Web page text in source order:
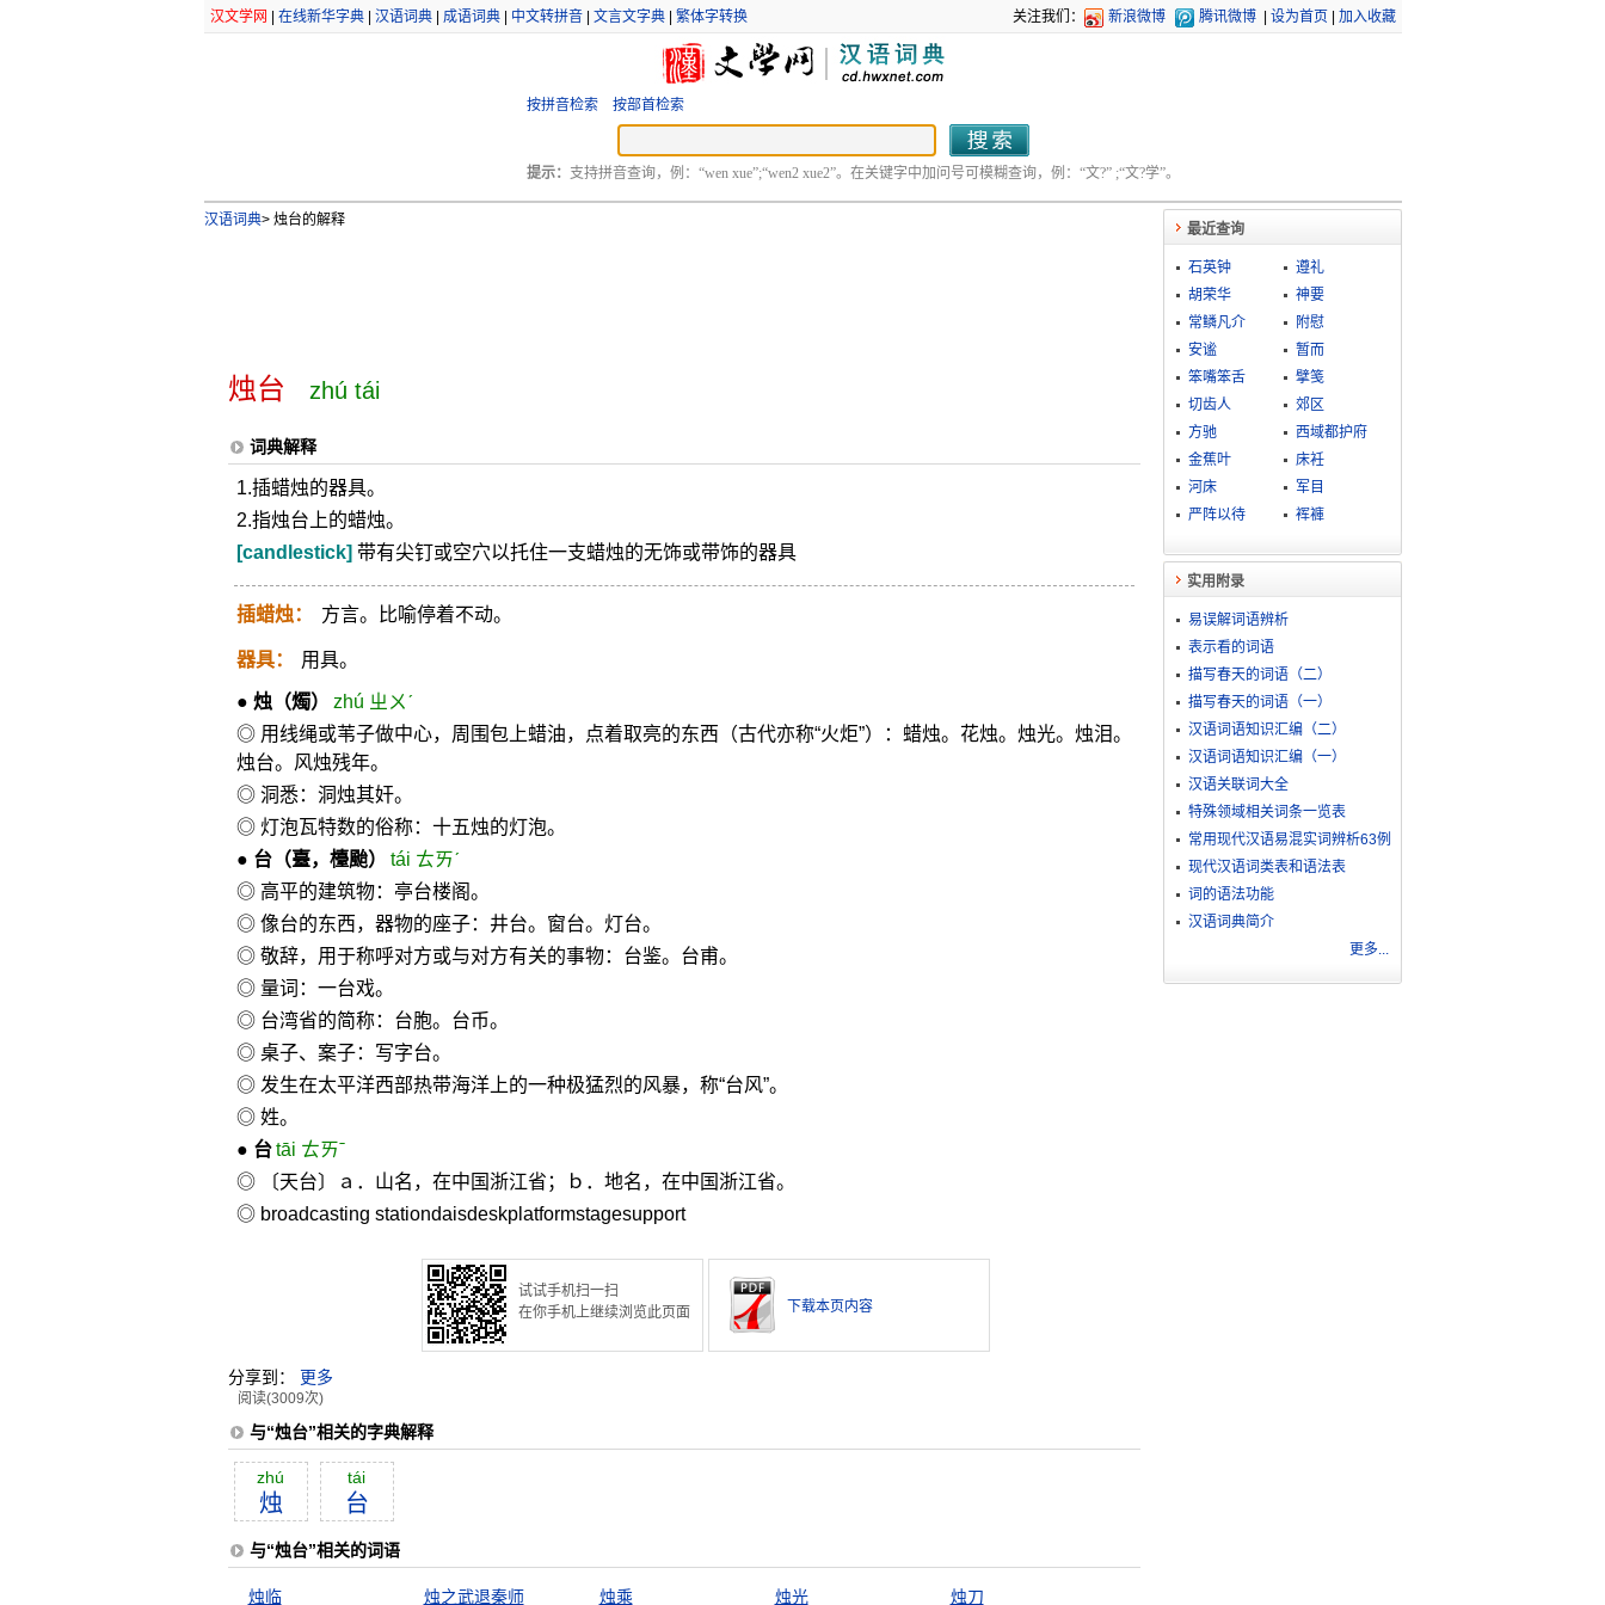
汉文学网 在线新华字典| 汉语词典| 成语词典| 中文转拼音| 文言文字典| 繁体字转换 关注我们： 新浪微博 腾讯微博 设为首页 加入收藏
按拼音检索 按部首检索
提示： 支持拼音查询，例：“wen xue”;“wen2 xue2”。在关键字中加问号可模糊查询，例：“文?” ;“文?学”。
汉语词典>烛台的解释
烛台 zhú tái
词典解释
1.插蜡烛的器具。
2.指烛台上的蜡烛。
[candlestick] 带有尖钉或空穴以托住一支蜡烛的无饰或带饰的器具
插蜡烛： 方言。比喻停着不动。
器具： 用具。
● 烛（燭）
zhú ㄓㄨˊ
◎ 用线绳或苇子做中心，周围包上蜡油，点着取亮的东西（古代亦称“火炬”）：蜡烛。花烛。烛光。烛泪。
烛台。风烛残年。
◎ 洞悉：洞烛其奸。
◎ 灯泡瓦特数的俗称：十五烛的灯泡。
● 台（臺，檯颱）
tái ㄊㄞˊ
◎ 高平的建筑物：亭台楼阁。
◎ 像台的东西，器物的座子：井台。窗台。灯台。
◎ 敬辞，用于称呼对方或与对方有关的事物：台鉴。台甫。
◎ 量词：一台戏。
◎ 台湾省的简称：台胞。台币。
◎ 桌子、案子：写字台。
◎ 发生在太平洋西部热带海洋上的一种极猛烈的风暴，称“台风”。
◎ 姓。
● 台 tāi ㄊㄞˉ
◎ 〔天台〕ａ．山名，在中国浙江省；ｂ．地名，在中国浙江省。
◎ broadcasting stationdaisdeskplatformstagesupport
试试手机扫一扫
在你手机上继续浏览此页面
下载本页内容
分享到： 更多
阅读(3009次)
与“烛台”相关的字典解释
zhú
烛
tái
台
与“烛台”相关的词语
烛临 烛之武退秦师 烛乘 烛光 烛刀
最近查询
石英钟
遵礼
胡荣华
神要
常鳞凡介
附慰
安谧
暂而
笨嘴笨舌
擘笺
切齿人
郊区
方驰
西域都护府
金蕉叶
床衽
河床
军目
严阵以待
裈褲
实用附录
易误解词语辨析
表示看的词语
描写春天的词语（二）
描写春天的词语（一）
汉语词语知识汇编（二）
汉语词语知识汇编（一）
汉语关联词大全
特殊领域相关词条一览表
常用现代汉语易混实词辨析63例
现代汉语词类表和语法表
词的语法功能
汉语词典简介
更多...